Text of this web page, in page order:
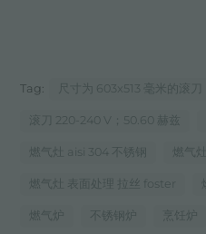
Tag: 尺寸为 603x513 毫米的滚刀
滚刀 220-240 V；50.60 赫兹
燃气灶 aisi 304 不锈钢 燃气
燃气灶 表面处理 拉丝 foster
燃气炉 不锈钢炉 烹饪炉